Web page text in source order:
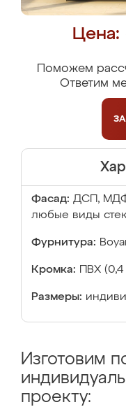
Цена:
Поможем
Ответим
Фасад: ДСП, МДФ
любые виды
Фурнитура:
Кромка: ПВХ
Размеры:
Изготовим
проекту: